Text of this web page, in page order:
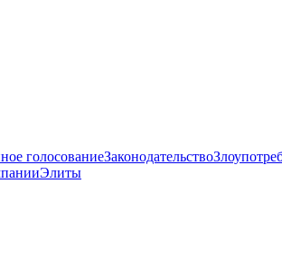
голосованиеЗаконодательство
Элиты